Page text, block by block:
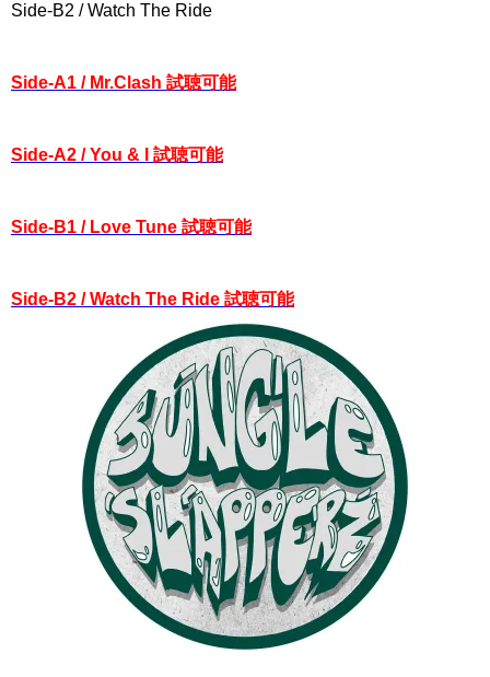
Side-B2 / Watch The Ride
Side-A1 / Mr.Clash 試聴可能
Side-A2 / You & I 試聴可能
Side-B1 / Love Tune 試聴可能
Side-B2 / Watch The Ride 試聴可能